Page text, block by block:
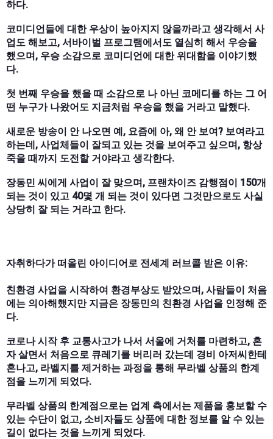
하다.
코미디언들에 대한 우상이 높아지지 않을까라고 생각해서 사
업도 해보고, 서바이벌 프로그램에서도 열심히 해서 우승을
했으며, 우승 소감으로 코미디언에 대한 위대함을 이야기했
다.
첫 번째 우승을 했을 때 소감으로 나 아닌 코메디를 하는 그 어
떤 누구가 나왔어도 지금처럼 우승을 했을 거라고 말했다.
새로운 방송이 안 나오면 예, 요즘에 아, 왜 안 보여? 보여라고
하는데, 사업체들이 잘되고 있는 것을 보여주고 싶으며, 항상
죽을 때까지 도전할 거야라고 생각한다.
장동민 씨에게 사업이 잘 맞으며, 프랜차이즈 감행점이 150개
되는 것이 있고 40몇 개 되는 것이 있다면 그것만으로도 사실
상당히 잘 되는 거라고 한다.
자취하다가 떠올린 아이디어로 전세계 러브콜 받은 이유:
친환경 사업을 시작하여 환경부상도 받았으며, 사람들이 처음
에는 의아해했지만 지금은 장동민의 친환경 사업을 인정해 준
다.
코로나 시작 후 교통사고가 나서 서울에 거처를 마련하고, 혼
자 살면서 처음으로 큐레기를 버리러 갔는데 경비 아저씨한테
혼나고, 라벨지를 제거하는 과정을 통해 무라벨 상품의 한계
점을 느끼게 되었다.
무라벨 상품의 한계점으로는 업계 측에서는 제품을 홍보할 수
있는 수단이 없고, 소비자들도 상품에 대한 정보를 알 수 있는
길이 없다는 것을 느끼게 되었다.